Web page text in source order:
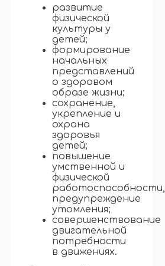
развитие
физической
культуры у
детей;
формирование
начальных
представлений
о здоровом
образе жизни;
сохранение,
укрепление и
охрана
здоровья
детей;
повышение
умственной и
физической
работоспособности,
предупреждение
утомления;
совершенствование
двигательной
потребности
в движениях.